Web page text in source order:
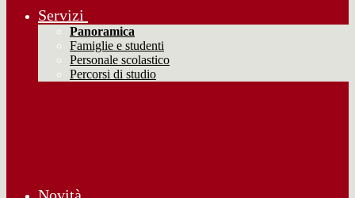
Servizi
Panoramica
Famiglie e studenti
Personale scolastico
Percorsi di studio